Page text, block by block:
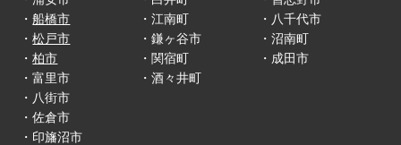
・船橋市
・松戸市
・柏市
・江南町
・鎌ヶ谷市
・関宿町
・八千代市
・沼南町
・成田市
・富里市
・八街市
・佐倉市
・印旛沼市
・酒々井町